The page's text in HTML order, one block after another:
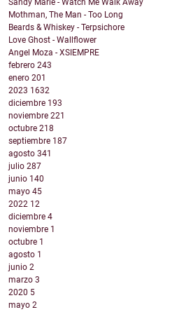
Sandy Marie - Watch Me Walk Away
Mothman, The Man - Too Long
Beards & Whiskey - Terpsichore
Love Ghost - Wallflower
Angel Moza - XSIEMPRE
febrero 243
enero 201
2023 1632
diciembre 193
noviembre 221
octubre 218
septiembre 187
agosto 341
julio 287
junio 140
mayo 45
2022 12
diciembre 4
noviembre 1
octubre 1
agosto 1
junio 2
marzo 3
2020 5
mayo 2